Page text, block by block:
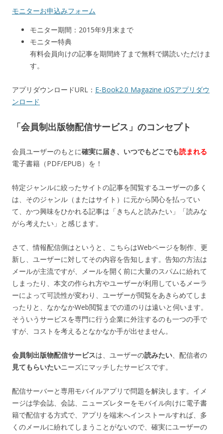
モニターお申込みフォーム
モニター期間：2015年9月末まで
モニター特典
有料会員向けの記事を期間終了まで無料で購読いただけま
す。
アプリダウンロードURL： E-Book2.0 Magazine iOSアプリダウ
ンロード
「会員制出版物配信サービス」のコンセプト
会員ユーザーのもとに確実に届き、いつでもどこでも読まれる
電子書籍（PDF/EPUB）を！
特定ジャンルに絞ったサイトの記事を閲覧するユーザーの多く
は、そのジャンル（またはサイト）に元から関心を払ってい
て、かつ興味をひかれる記事は「きちんと読みたい」「読みな
がら考えたい」と感じます。
さて、情報配信側はというと、こちらはWebページを制作、更
新し、ユーザーに対してその内容を告知します。告知の方法は
メールが主流ですが、メールを開く前に大量のスパムに紛れて
しまったり、本文の作られ方やユーザーが利用しているメーラ
ーによって可読性が変わり、ユーザーが閲覧をあきらめてしま
ったりと、なかなかWeb閲覧までの道のりは遠いと伺います。
そういうサービスを専門に行う企業に外注するのも一つの手で
すが、コストを考えるとなかなか手が出せません。
会員制出版物配信サービスは、ユーザーの読みたい、配信者の
見てもらいたいニーズにマッチしたサービスです。
配信サーバーと専用モバイルアプリで問題を解決します。イメ
ージは学会誌、会誌、ニューズレターをモバイル向けに電子書
籍で配信する方式で、アプリを端末へインストールすれば、多
くのメールに紛れてしまうことがないので、確実にユーザーの